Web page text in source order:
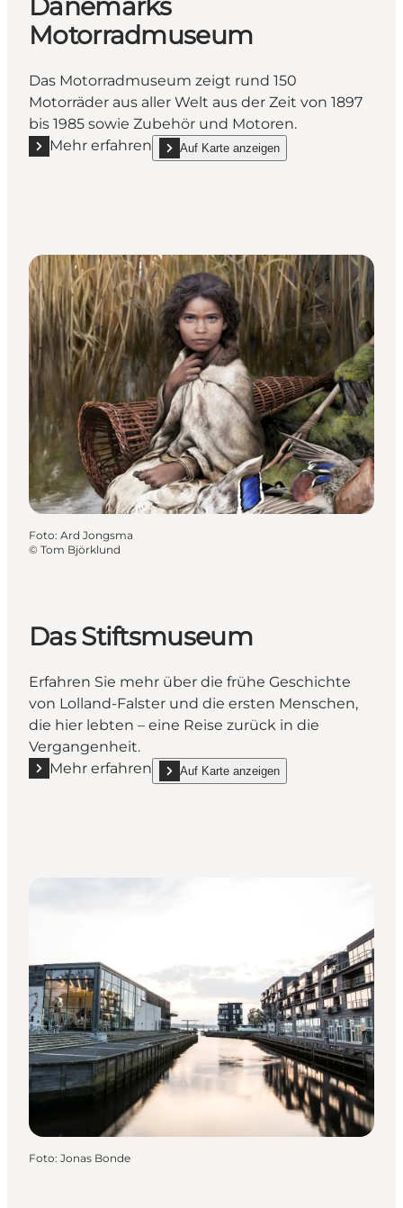
Dänemarks
Motorradmuseum
Das Motorradmuseum zeigt rund 150
Motorräder aus aller Welt aus der Zeit von 1897
bis 1985 sowie Zubehör und Motoren.
Mehr erfahren
Mehr erfahren "Dänemarks Motorradmuseum"
Auf Karte anzeigen
show Dänemarks Motorradmuseum on_map
Foto: Ard Jongsma
© Tom Björklund
Das Stiftsmuseum
Erfahren Sie mehr über die frühe Geschichte
von Lolland-Falster und die ersten Menschen,
die hier lebten – eine Reise zurück in die
Vergangenheit.
Mehr erfahren
Mehr erfahren "Das Stiftsmuseum"
Auf Karte anzeigen
show Das Stiftsmuseum on_map
Foto: Jonas Bonde